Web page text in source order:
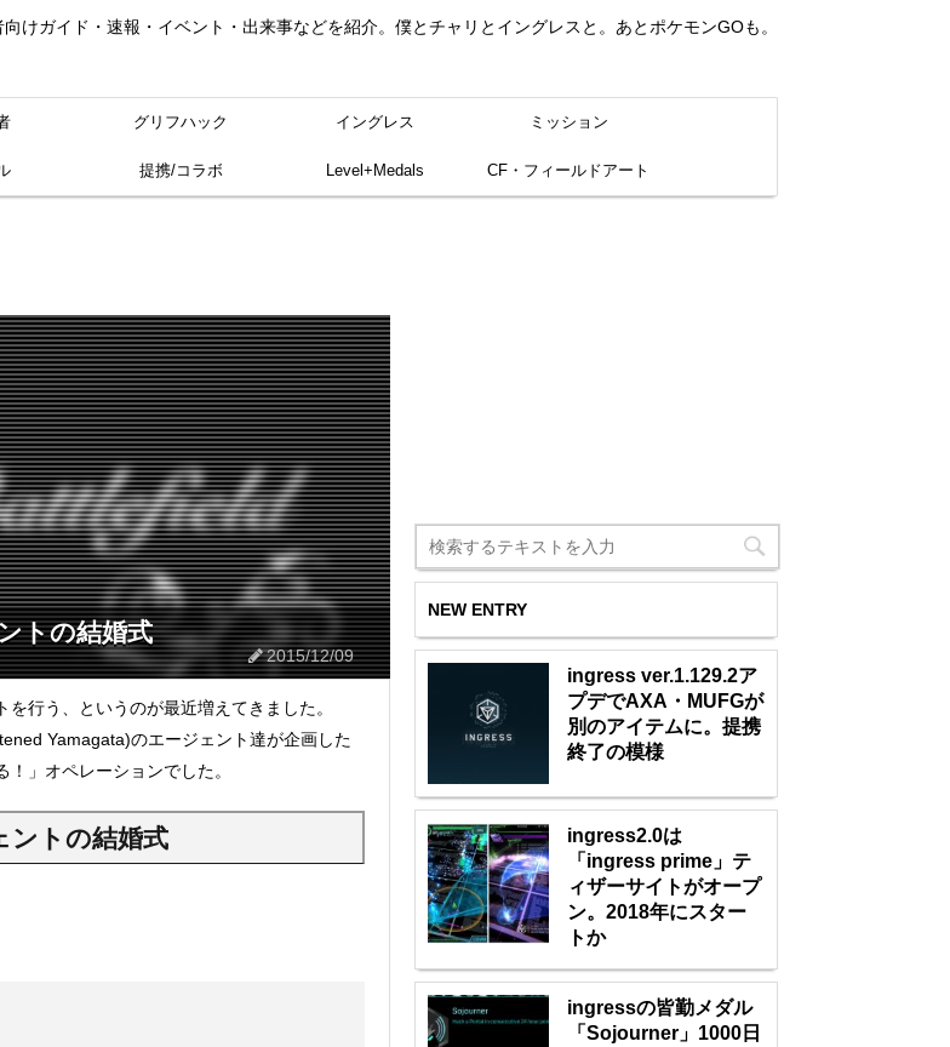
けガイド・速報・イベント・出来事などを紹介。僕とチャリとイングレスと。あとポケモンGOも。
グリフハック イングレス ミッション
提携/コラボ Level+Medals CF・フィールドアート
トの結婚式
2015/12/09
行う、というのが最近増えてきました。
Yamagata)のエージェント達が企画した
」オペレーションでした。
ントの結婚式
NEW ENTRY
ingress ver.1.129.2ア
プデでAXA・MUFGが
別のアイテムに。提携
終了の模様
ingress2.0は
「ingress prime」テ
ィザーサイトがオープ
ン。2018年にスター
トか
ingressの皆勤メダル
「Sojourner」1000日